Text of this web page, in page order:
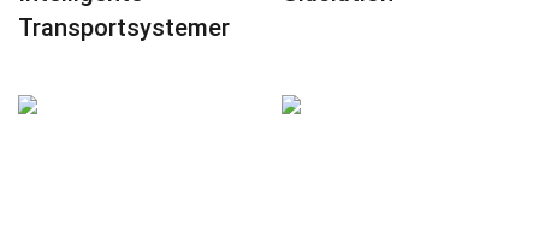
Transportsystemer